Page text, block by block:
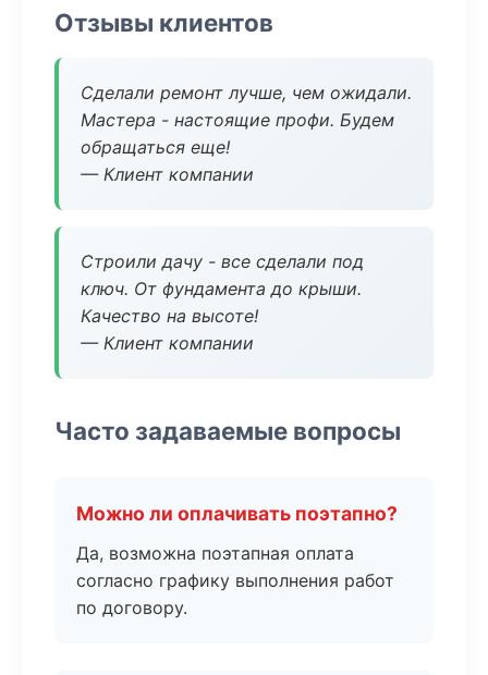
Отзывы клиентов
Сделали ремонт лучше, чем ожидали.
Мастера - настоящие профи. Будем
обращаться еще!
— Клиент компании
Строили дачу - все сделали под
ключ. От фундамента до крыши.
Качество на высоте!
— Клиент компании
Часто задаваемые вопросы
Можно ли оплачивать поэтапно?
Да, возможна поэтапная оплата
согласно графику выполнения работ
по договору.